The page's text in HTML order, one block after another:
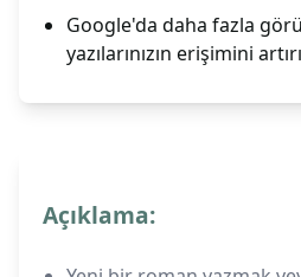
Google'da daha fazla
yazılarınızın erişimini
Açıklama: